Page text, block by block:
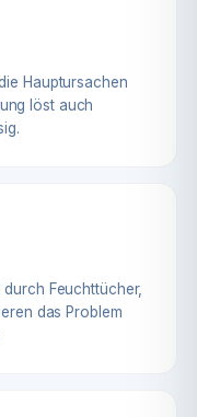
Hauptursachen
löst auch
Feuchttücher,
das Problem